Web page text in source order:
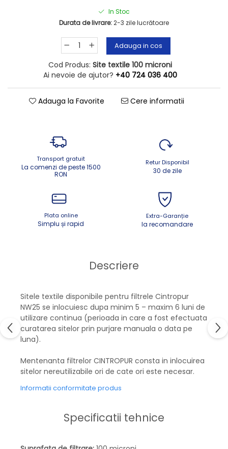
In Stoc
Durata de livrare:2-3 zile lucrătoare
Adauga in cos
Cod Produs: Site textile 100 microni
Ai nevoie de ajutor? +40 724 036 400
Adauga la Favorite Cere informatii
Transport gratuit
La comenzi de peste 1500
RON
Retur Disponibil
30 de zile
Plata online
Simplu și rapid
Extra-Garanție
la recomandare
Descriere
Sitele textile disponibile pentru filtrele Cintropur
NW25 se inlocuiesc dupa minim 5 – maxim 6 luni de
utilizare continua (perioada in care a fost efectuata
curatarea sitelor prin purjare manuala o data pe
luna).
Mentenanta filtrelor CINTROPUR consta in inlocuirea
sitelor nereutilizabile ori de cate ori este necesar.
Informatii conformitate produs
Specificatii tehnice